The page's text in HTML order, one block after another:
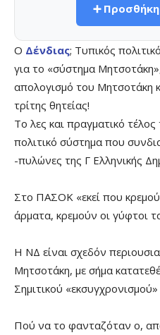
➕
Ο Δένδιας; Τυπικός
για το «σύστημα
απολογισμό του Μητσοτάκη
τρίτης θητείας!
Το λες και πραγματικό
πολιτικό σύστημα που
-πυλώνες της Γ Ελληνικής
Στο ΠΑΣΟΚ «εκεί που
άρματα, κρεμούν οι γύφτοι
Η ΝΔ είναι σχεδόν
Μητσοτάκη, με σήμα
Σημιτικού
Πού να το φανταζόταν ο,